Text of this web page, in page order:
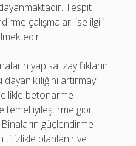
Tespit
çalışmaları ise ilgili
yapısal zayıflıklarını
artırmayı
betonarme
temel iyileştirme gibi
güçlendirme
planlanır ve